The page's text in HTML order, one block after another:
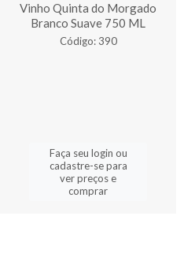
Vinho Quinta do Morgado
Branco Suave 750 ML
Código: 390
Faça seu login ou
cadastre-se para
ver preços e
comprar